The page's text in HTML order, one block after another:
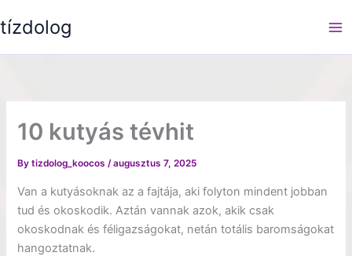
to
tízdolog
10 kutyás tévhit
Bytizdolog_koocos/augusztus 7, 2025
Van a kutyásoknak az a fajtája, aki folyton mindent jobban
tud és okoskodik. Aztán vannak azok, akik csak
okoskodnak és féligazságokat, netán totális baromságokat
hangoztatnak.